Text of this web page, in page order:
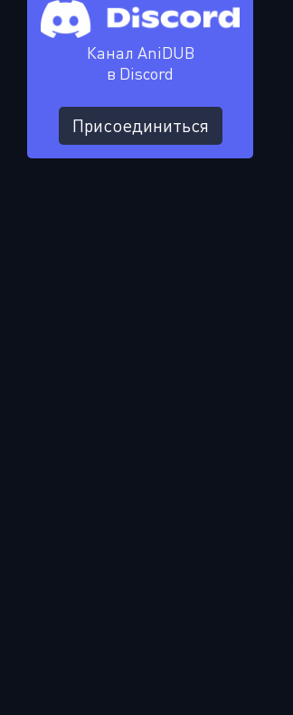
Канал AniDUB
в Discord
Присоединиться